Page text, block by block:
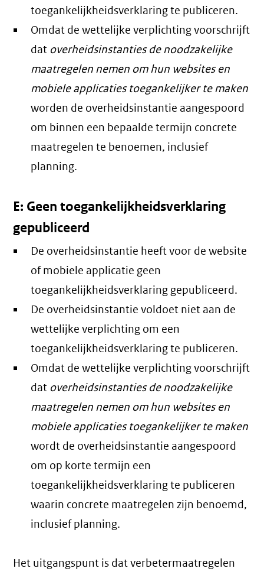
toegankelijkheidsverklaring te publiceren.
Omdat de wettelijke verplichting voorschrijft
dat overheidsinstanties de noodzakelijke
maatregelen nemen om hun websites en
mobiele applicaties toegankelijker te maken
worden de overheidsinstantie aangespoord
om binnen een bepaalde termijn concrete
maatregelen te benoemen, inclusief
planning.
E: Geen toegankelijkheidsverklaring
gepubliceerd
De overheidsinstantie heeft voor de website
of mobiele applicatie geen
toegankelijkheidsverklaring gepubliceerd.
De overheidsinstantie voldoet niet aan de
wettelijke verplichting om een
toegankelijkheidsverklaring te publiceren.
Omdat de wettelijke verplichting voorschrijft
dat overheidsinstanties de noodzakelijke
maatregelen nemen om hun websites en
mobiele applicaties toegankelijker te maken
wordt de overheidsinstantie aangespoord
om op korte termijn een
toegankelijkheidsverklaring te publiceren
waarin concrete maatregelen zijn benoemd,
inclusief planning.
Het uitgangspunt is dat verbetermaatregelen